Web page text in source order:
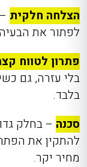
הצלחה חלקית
לפתור את
פתרון לטווח
בלי עזרה, גם
בלבד.
סכנה – בחלק
להתקין את
מחיר יקר.